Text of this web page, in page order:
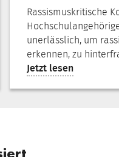
Rassismuskritische
unerlässlich, um
erkennen, zu
Jetzt lesen:
Handeln